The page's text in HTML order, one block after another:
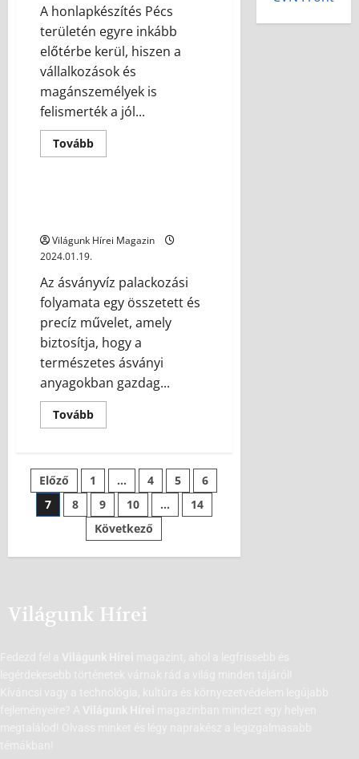
A honlapkészítés Pécs
területén egyre inkább
előtérbe kerül, hiszen a
vállalkozások és
magánszemélyek is
felismerték a jól...
Tovább
Technológia
Világunk Hírei Magazin
2024.01.19.
Az ásványvíz palackozási
folyamata egy összetett és
precíz művelet, amely
biztosítja, hogy a
természetes ásványi
anyagokban gazdag...
Tovább
Előző 1 … 4 5
6
7
8 9 10 …
14
Következő
Világunk Hírei